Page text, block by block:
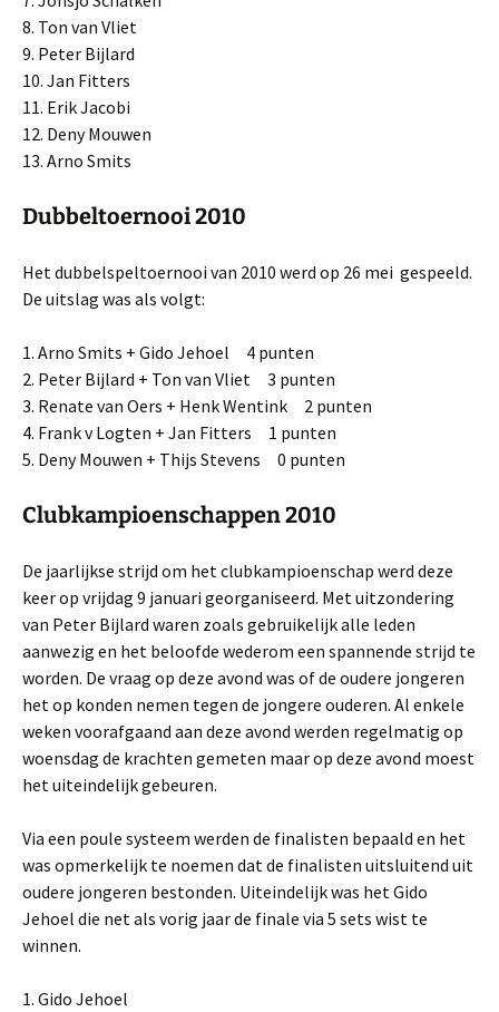
8. Ton van Vliet
9. Peter Bijlard
10. Jan Fitters
11. Erik Jacobi
12. Deny Mouwen
13. Arno Smits
Dubbeltoernooi 2010
Het dubbelspeltoernooi van 2010 werd op 26 mei gespeeld.
De uitslag was als volgt:
1. Arno Smits + Gido Jehoel 4 punten
2. Peter Bijlard + Ton van Vliet 3 punten
3. Renate van Oers + Henk Wentink 2 punten
4. Frank v Logten + Jan Fitters 1 punten
5. Deny Mouwen + Thijs Stevens 0 punten
Clubkampioenschappen 2010
De jaarlijkse strijd om het clubkampioenschap werd deze
keer op vrijdag 9 januari georganiseerd. Met uitzondering
van Peter Bijlard waren zoals gebruikelijk alle leden
aanwezig en het beloofde wederom een spannende strijd te
worden. De vraag op deze avond was of de oudere jongeren
het op konden nemen tegen de jongere ouderen. Al enkele
weken voorafgaand aan deze avond werden regelmatig op
woensdag de krachten gemeten maar op deze avond moest
het uiteindelijk gebeuren.
Via een poule systeem werden de finalisten bepaald en het
was opmerkelijk te noemen dat de finalisten uitsluitend uit
oudere jongeren bestonden. Uiteindelijk was het Gido
Jehoel die net als vorig jaar de finale via 5 sets wist te
winnen.
1. Gido Jehoel